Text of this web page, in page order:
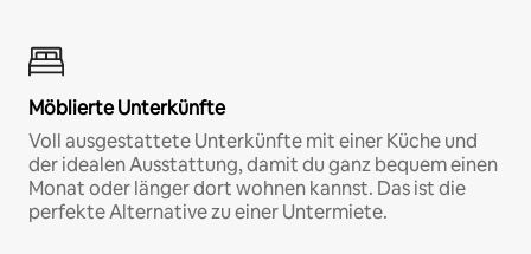
Möblierte Unterkünfte
Voll ausgestattete Unterkünfte mit einer Küche und
der idealen Ausstattung, damit du ganz bequem einen
Monat oder länger dort wohnen kannst. Das ist die
perfekte Alternative zu einer Untermiete.